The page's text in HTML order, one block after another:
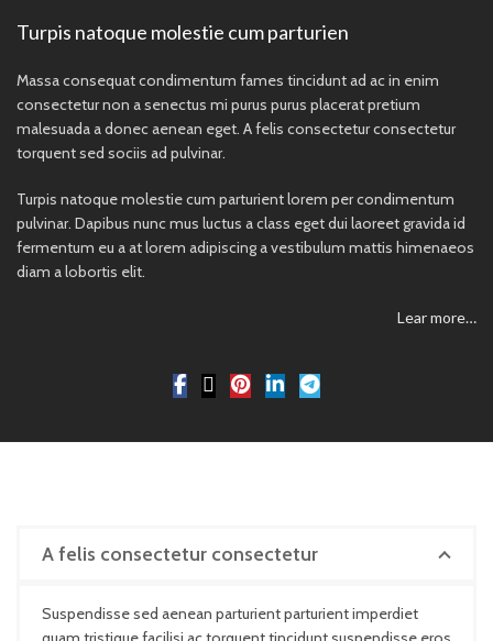
Turpis natoque molestie cum parturien
Massa consequat condimentum fames tincidunt ad ac in enim
consectetur non a senectus mi purus purus placerat pretium
malesuada a donec aenean eget. A felis consectetur consectetur
torquent sed sociis ad pulvinar.
Turpis natoque molestie cum parturient lorem per condimentum
pulvinar. Dapibus nunc mus luctus a class eget dui laoreet gravida id
fermentum eu a at lorem adipiscing a vestibulum mattis himenaeos
diam a lobortis elit.
Lear more…
A felis consectetur consectetur
Suspendisse sed aenean parturient parturient imperdiet